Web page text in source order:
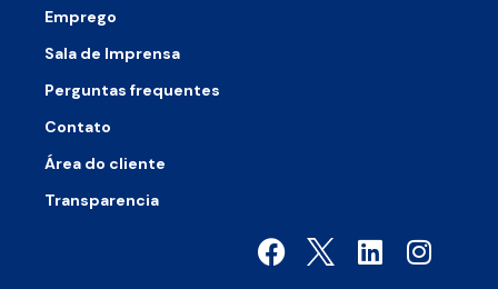
Emprego
Sala de Imprensa
Perguntas frequentes
Contato
Área do cliente
Transparencia